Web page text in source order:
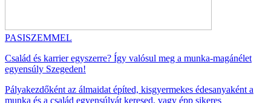
PASISZEMMEL
Család és karrier egyszerre? Így valósul meg a munka-magánélet
egyensúly Szegeden!
Pályakezdőként az álmaidat építed, kisgyermekes édesanyaként a
munka és a család egyensúlyát keresed, vagy épp sikeres